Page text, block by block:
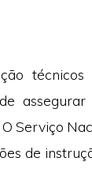
técnicos
assegurar
Serviço
de